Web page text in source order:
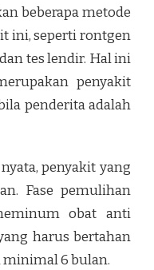
beberapa metode
ini, seperti rontgen
tes lendir. Hal ini
penyakit
penderita adalah
penyakit yang
Fase pemulihan
obat anti
harus bertahan
6 bulan.